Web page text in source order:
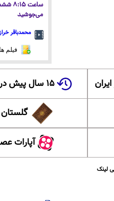
می‌جوشید
محمدباقر
فیلم
۱۵ سال پیش در چنین روزی
آپارات
لینک